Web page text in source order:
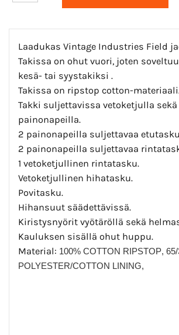
Laadukas Vintage Industries Field
Takissa on ohut vuori, joten
kesä- tai syystakiksi .
Takissa on ripstop cotton-
Takki suljettavissa vetoketjulla
painonapeilla.
2 painonapeilla suljettavaa
2 painonapeilla suljettavaa
1 vetoketjullinen rintatasku.
Vetoketjullinen hihatasku.
Povitasku.
Hihansuut säädettävissä.
Kiristysnyörit vyötäröllä sekä
Kauluksen sisällä ohut huppu.
Material: 100% COTTON RIPSTOP,
POLYESTER/COTTON LINING,